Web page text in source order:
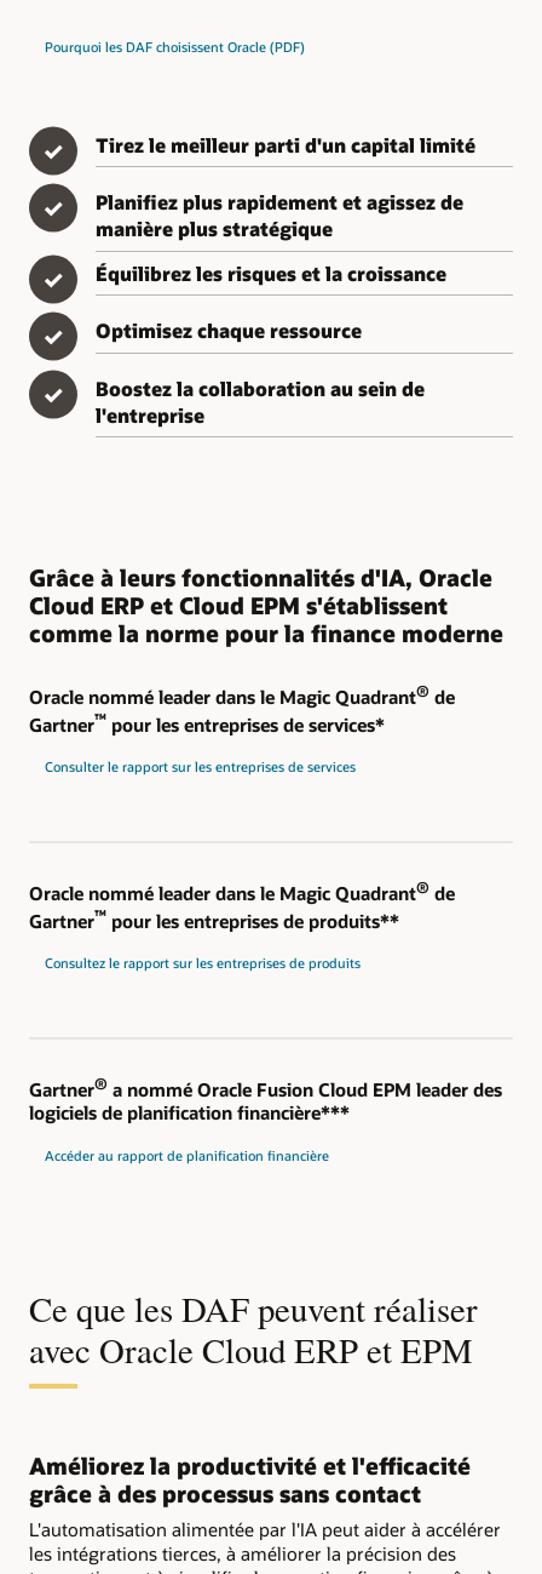
Pourquoi les DAF choisissent Oracle (PDF)
✓ Tirez le meilleur parti d'un capital limité
✓
Planifiez plus rapidement et agissez de
manière plus stratégique
✓ Équilibrez les risques et la croissance
✓ Optimisez chaque ressource
✓
Boostez la collaboration au sein de
l'entreprise
Grâce à leurs fonctionnalités d'IA, Oracle
Cloud ERP et Cloud EPM s'établissent
comme la norme pour la finance moderne
Oracle nommé leader dans le Magic Quadrant® de
Gartner™ pour les entreprises de services*
Consulter le rapport sur les entreprises de services
Oracle nommé leader dans le Magic Quadrant® de
Gartner™ pour les entreprises de produits**
Consultez le rapport sur les entreprises de produits
Gartner® a nommé Oracle Fusion Cloud EPM leader des
logiciels de planification financière***
Accéder au rapport de planification financière
Ce que les DAF peuvent réaliser
avec Oracle Cloud ERP et EPM
Améliorez la productivité et l'efficacité
grâce à des processus sans contact
L'automatisation alimentée par l'IA peut aider à accélérer
les intégrations tierces, à améliorer la précision des